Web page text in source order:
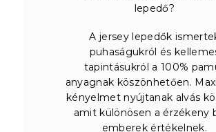
lepedő?
A jersey lepedők
puhaságukról és
tapintásukról a 100%
anyagnak köszönhetően.
kényelmet nyújtanak alvás
amit különösen a érzékeny
emberek értékelnek.